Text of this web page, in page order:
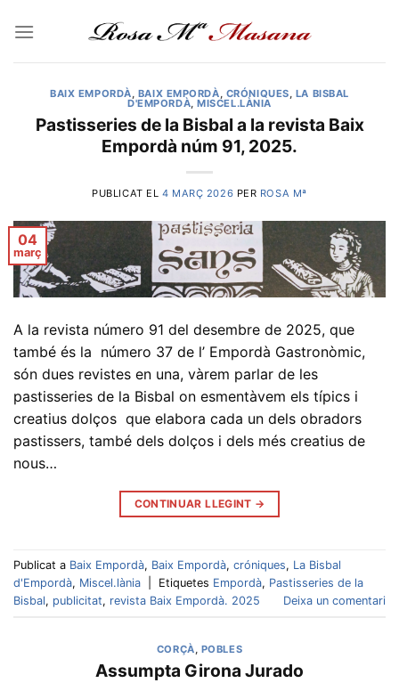
BAIX EMPORDÀ, BAIX EMPORDÀ, CRÓNIQUES, LA BISBAL
D'EMPORDÀ,MISCEL.LÀNIA
Pastisseries de la Bisbal a la revista Baix
Empordà núm 91, 2025.
PUBLICAT EL 4 MARÇ 2026 PER ROSA Mª
04
març
A la revista número 91 del desembre de 2025, que
també és la número 37 de l’ Empordà Gastronòmic,
són dues revistes en una, vàrem parlar de les
pastisseries de la Bisbal on esmentàvem els típics i
creatius dolços que elabora cada un dels obradors
pastissers, també dels dolços i dels més creatius de
nous…
CONTINUAR LLEGINT →
Publicat a Baix Empordà, Baix Empordà, cróniques, La Bisbal
d'Empordà, Miscel.lània Etiquetes Empordà, Pastisseries de la
Bisbal, publicitat, revista Baix Empordà. 2025 Deixa un comentari
CORÇÀ, POBLES
Assumpta Girona Jurado